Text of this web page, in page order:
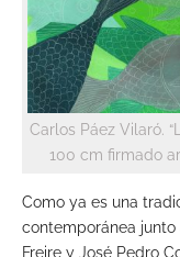
Carlos Páez Vilaró.
100 cm firmado
Como ya es una
contemporánea
Freire y José Pedro